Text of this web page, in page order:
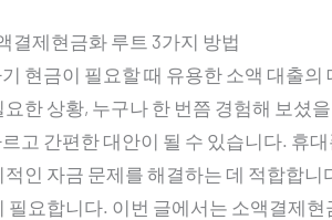
결제현금화 루트 3가지 방법
현금이 필요할 때 유용한 소액 대출의
한 상황, 누구나 한 번쯤 경험해 보셨
고 간편한 대안이 될 수 있습니다. 휴
인 자금 문제를 해결하는 데 적합합
필요합니다. 이번 글에서는 소액결제